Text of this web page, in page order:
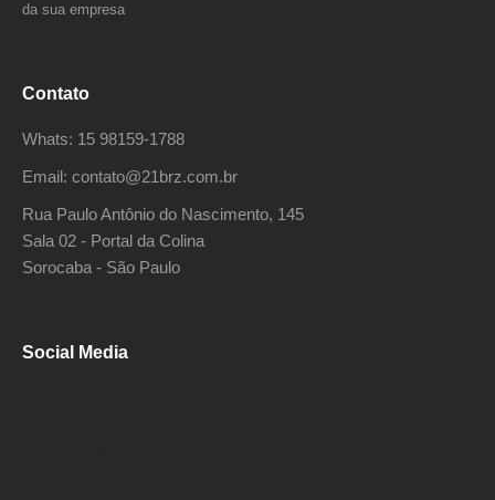
da sua empresa
Contato
Whats: 15 98159-1788
Email: contato@21brz.com.br
Rua Paulo Antônio do Nascimento, 145
Sala 02 - Portal da Colina
Sorocaba - São Paulo
Social Media